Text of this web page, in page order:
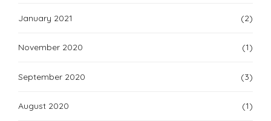
January 2021 (2)
November 2020 (1)
September 2020 (3)
August 2020 (1)